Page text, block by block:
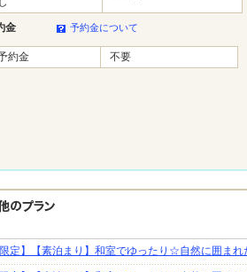
金 予約金について
約金 不要
限定】【素泊まり】和室でゆったり☆自然に囲ま